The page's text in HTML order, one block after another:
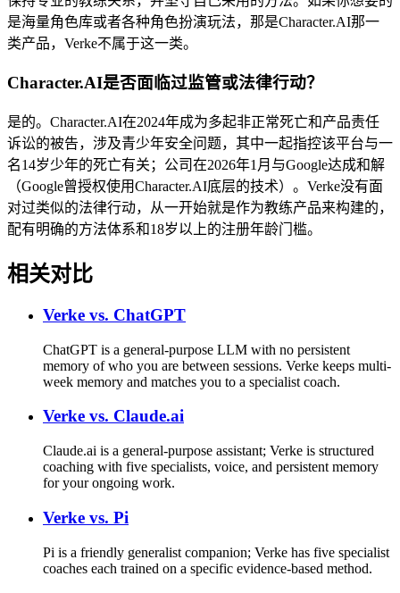
是海量角色库或者各种角色扮演玩法，那是Character.AI那一
类产品，Verke不属于这一类。
Character.AI是否面临过监管或法律行动？
是的。Character.AI在2024年成为多起非正常死亡和产品责任
诉讼的被告，涉及青少年安全问题，其中一起指控该平台与一
名14岁少年的死亡有关；公司在2026年1月与Google达成和解
（Google曾授权使用Character.AI底层的技术）。Verke没有面
对过类似的法律行动，从一开始就是作为教练产品来构建的，
配有明确的方法体系和18岁以上的注册年龄门槛。
相关对比
Verke vs. ChatGPT
ChatGPT is a general-purpose LLM with no persistent
memory of who you are between sessions. Verke keeps multi-
week memory and matches you to a specialist coach.
Verke vs. Claude.ai
Claude.ai is a general-purpose assistant; Verke is structured
coaching with five specialists, voice, and persistent memory
for your ongoing work.
Verke vs. Pi
Pi is a friendly generalist companion; Verke has five specialist
coaches each trained on a specific evidence-based method.